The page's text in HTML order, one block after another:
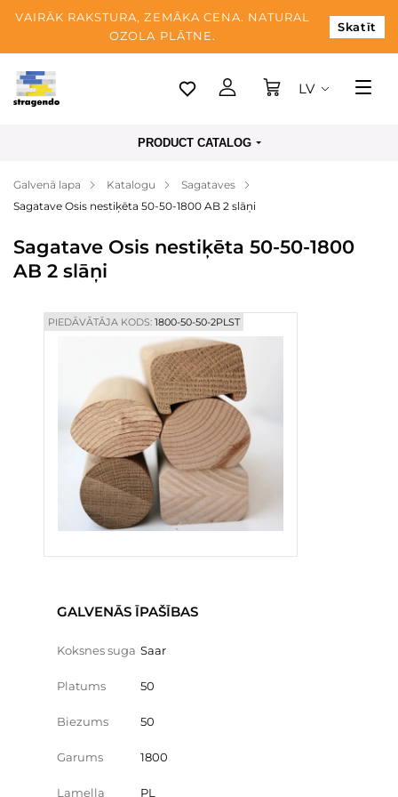
VAIRĀK RAKSTURA, ZEMĀKA CENA. NATURAL
OZOLA PLĀTNE.
Skatīt
Tallina
Apmaksa
Blogs
LV
PRODUCT CATALOG
Galvenā lapa Katalogu
Sagataves
Sagatave Osis nestiķēta 50-50-1800 AB 2 slāņi
Sagatave Osis nestiķēta 50-50-1800
AB 2 slāņi
PIEDĀVĀTĀJA KODS:1800-50-50-2PLST
GALVENĀS ĪPAŠĪBAS
Koksnes suga Saar
Platums 50
Biezums 50
Garums 1800
Lamella PL